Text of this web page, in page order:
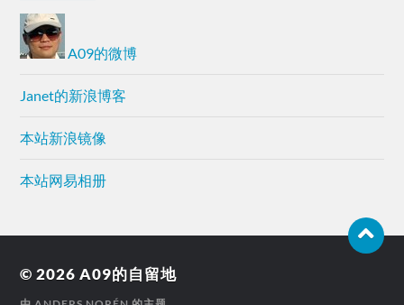
A09的微博
Janet的新浪博客
本站新浪镜像
本站网易相册
© 2026A09的自留地